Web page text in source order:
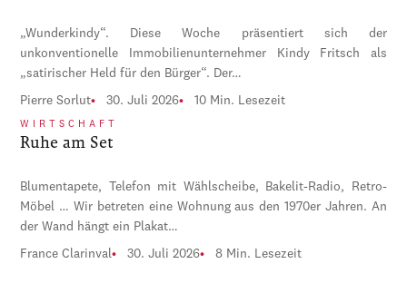
„Wunderkindy“. Diese Woche präsentiert sich der
unkonventionelle Immobilienunternehmer Kindy Fritsch als
„satirischer Held für den Bürger“. Der…
Pierre Sorlut 30. Juli 2026 10 Min. Lesezeit
WIRTSCHAFT
Ruhe am Set
Blumentapete, Telefon mit Wählscheibe, Bakelit-Radio, Retro-
Möbel … Wir betreten eine Wohnung aus den 1970er Jahren. An
der Wand hängt ein Plakat…
France Clarinval 30. Juli 2026 8 Min. Lesezeit